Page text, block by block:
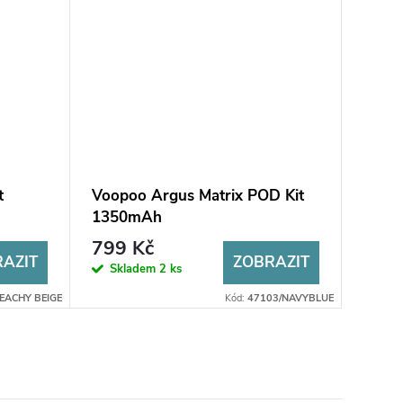
BEIGE
Voopoo Argus Matrix POD Kit
1350mAh
799 Kč
Skladem2 ks ZOBRAZIT
Kód:47103/NAVYBLUE